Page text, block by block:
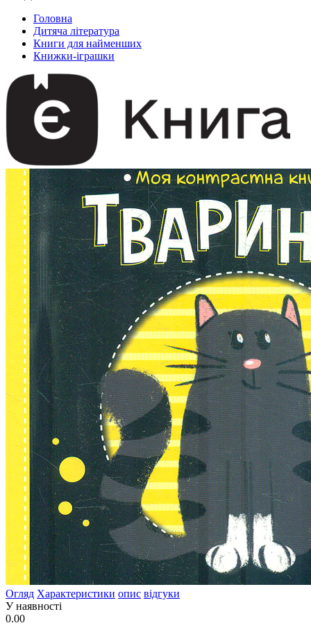
Головна
Дитяча література
Книги для найменших
Книжки-іграшки
Огляд Характеристики опис відгуки
У наявності
0.00